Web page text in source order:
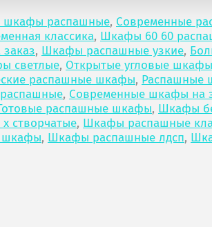
шкафы распашные, Современные
классика, Шкафы 60 60
, Шкафы распашные узкие,
светлые, Открытые угловые шкафы
распашные шкафы, Распашные
, Современные шкафы на
распашные шкафы, Шкафы
створчатые, Шкафы распашные
шкафы, Шкафы распашные лдсп,